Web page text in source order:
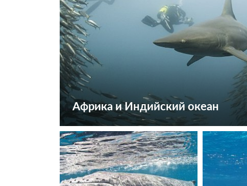
Африка и Индийский океан
Посмотреть туры